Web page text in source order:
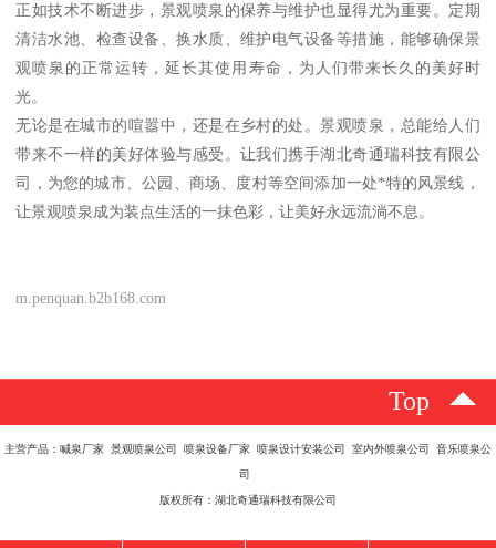
正如技术不断进步，景观喷泉的保养与维护也显得尤为重要。定期
清洁水池、检查设备、换水质、维护电气设备等措施，能够确保景
观喷泉的正常运转，延长其使用寿命，为人们带来长久的美好时
光。
无论是在城市的喧嚣中，还是在乡村的处。景观喷泉，总能给人们
带来不一样的美好体验与感受。让我们携手湖北奇通瑞科技有限公
司，为您的城市、公园、商场、度村等空间添加一处*特的风景线，
让景观喷泉成为装点生活的一抹色彩，让美好永远流淌不息。
m.penquan.b2b168.com
Top
主营产品：喊泉厂家 景观喷泉公司 喷泉设备厂家 喷泉设计安装公司 室内外喷泉公司 音乐喷泉公
司
版权所有：湖北奇通瑞科技有限公司